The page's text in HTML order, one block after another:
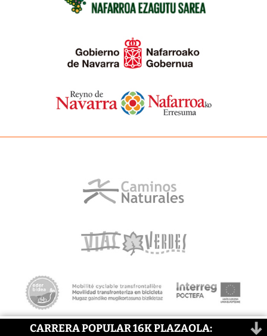
CARRERA POPULAR 16K PLAZAOLA: